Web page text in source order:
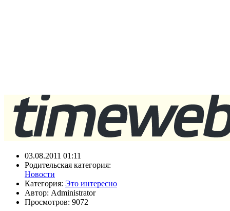
03.08.2011 01:11
Родительская категория:
Новости
Категория: Это интересно
Автор: Administrator
Просмотров: 9072